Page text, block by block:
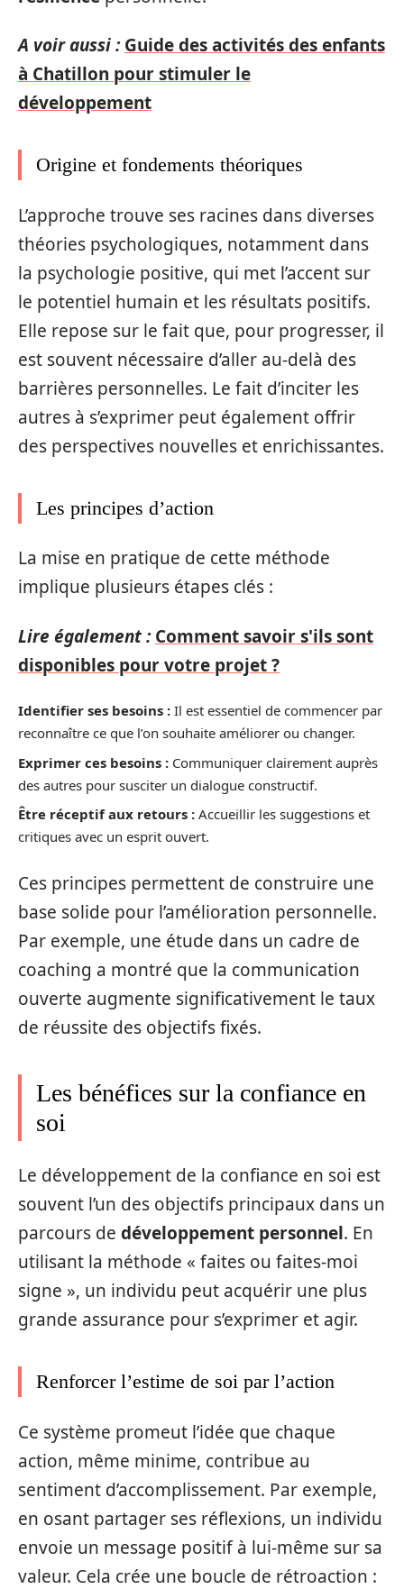
A voir aussi : Guide des activités des enfants
à Chatillon pour stimuler le
développement
Origine et fondements théoriques
L’approche trouve ses racines dans diverses
théories psychologiques, notamment dans
la psychologie positive, qui met l’accent sur
le potentiel humain et les résultats positifs.
Elle repose sur le fait que, pour progresser, il
est souvent nécessaire d’aller au-delà des
barrières personnelles. Le fait d’inciter les
autres à s’exprimer peut également offrir
des perspectives nouvelles et enrichissantes.
Les principes d’action
La mise en pratique de cette méthode
implique plusieurs étapes clés :
Lire également : Comment savoir s'ils sont
disponibles pour votre projet ?
Identifier ses besoins : Il est essentiel de commencer par
reconnaître ce que l’on souhaite améliorer ou changer.
Exprimer ces besoins : Communiquer clairement auprès
des autres pour susciter un dialogue constructif.
Être réceptif aux retours : Accueillir les suggestions et
critiques avec un esprit ouvert.
Ces principes permettent de construire une
base solide pour l’amélioration personnelle.
Par exemple, une étude dans un cadre de
coaching a montré que la communication
ouverte augmente significativement le taux
de réussite des objectifs fixés.
Les bénéfices sur la confiance en
soi
Le développement de la confiance en soi est
souvent l’un des objectifs principaux dans un
parcours de développement personnel. En
utilisant la méthode « faites ou faites-moi
signe », un individu peut acquérir une plus
grande assurance pour s’exprimer et agir.
Renforcer l’estime de soi par l’action
Ce système promeut l’idée que chaque
action, même minime, contribue au
sentiment d’accomplissement. Par exemple,
en osant partager ses réflexions, un individu
envoie un message positif à lui-même sur sa
valeur. Cela crée une boucle de rétroaction :